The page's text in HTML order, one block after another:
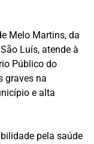
Melo Martins, da
Luís, atende à
Público do
graves na
e alta
pela saúde